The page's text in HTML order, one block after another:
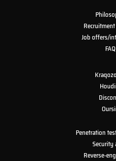
Job offers/
FAQ
Penetration
Security
Reverse-